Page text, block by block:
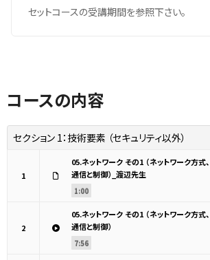
セットコースの受講期間を参照下さい。
コースの内容
セクション 1： 技術要素 （セキュリティ以外）
1
05.ネットワーク その1 （ネットワーク方式
通信と制御）_渡辺先生
1:00
2
05.ネットワーク その1 （ネットワーク方式
通信と制御）
7:56